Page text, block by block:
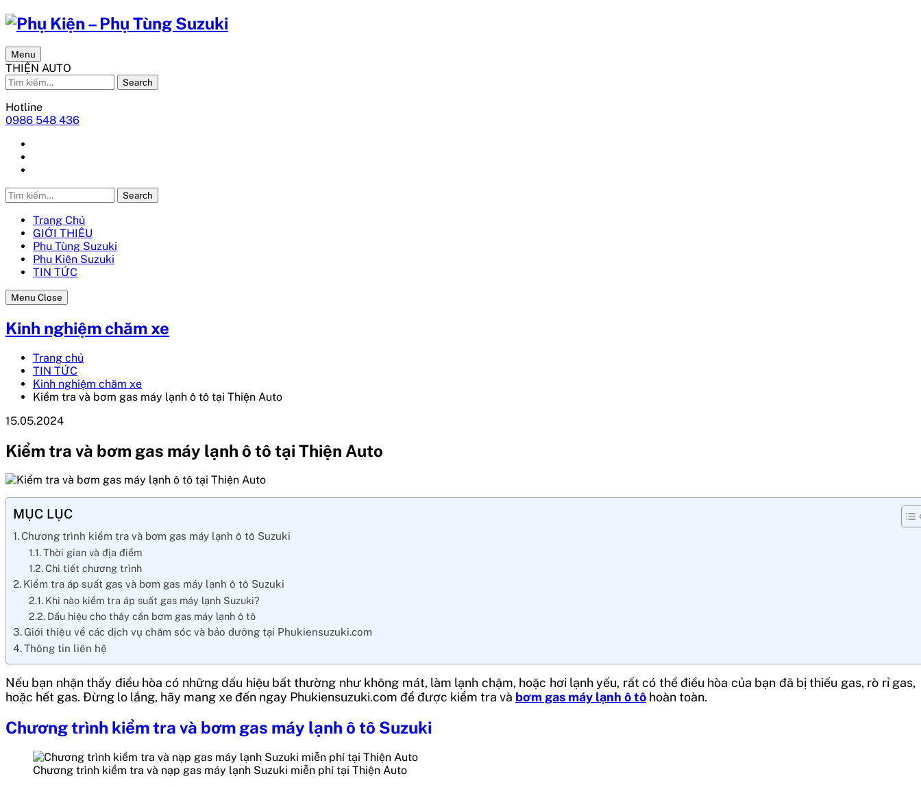
Menu
THIỆN AUTO
Search
Hotline
0986 548 436
Search
Trang Chủ
GIỚI THIỆU
Phụ Tùng Suzuki
Phụ Kiện Suzuki
TIN TỨC
Menu Close
Kinh nghiệm chăm xe
Trang chủ
TIN TỨC
Kinh nghiệm chăm xe
Kiểm tra và bơm gas máy lạnh ô tô tại Thiện Auto
15.05.2024
Kiểm tra và bơm gas máy lạnh ô tô tại Thiện Auto
MỤC LỤC
Chương trình kiểm tra và bơm gas máy lạnh ô tô Suzuki
Thời gian và địa điểm
Chi tiết chương trình
Kiểm tra áp suất gas và bơm gas máy lạnh ô tô Suzuki
Khi nào kiểm tra áp suất gas máy lạnh Suzuki?
Dấu hiệu cho thấy cần bơm gas máy lạnh ô tô
Giới thiệu về các dịch vụ chăm sóc và bảo dưỡng tại Phukiensuzuki.com
Thông tin liên hệ
Nếu bạn nhận thấy điều hòa có những dấu hiệu bất thường như không mát, làm lạnh chậm, hoặc hơi lạnh yếu, rất có thể điều hòa của bạn đã bị thiếu gas, rò rỉ gas,
hoặc hết gas. Đừng lo lắng, hãy mang xe đến ngay Phukiensuzuki.com để được kiểm tra và bơm gas máy lạnh ô tô hoàn toàn.
Chương trình kiểm tra và bơm gas máy lạnh ô tô Suzuki
Chương trình kiểm tra và nạp gas máy lạnh Suzuki miễn phí tại Thiện Auto